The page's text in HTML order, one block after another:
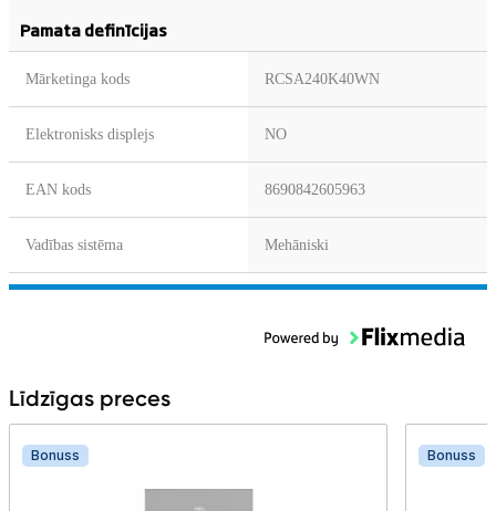
Pamata definīcijas
Mārketinga kods RCSA240K40WN
Elektronisks displejs NO
EAN kods 8690842605963
Vadības sistēma Mehāniski
Līdzīgas preces
Bonuss Bonuss